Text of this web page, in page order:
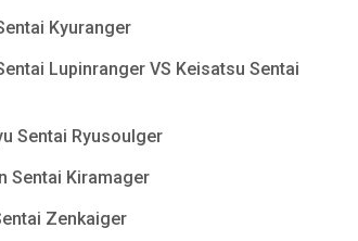
Kyuranger
Lupinranger VS Keisatsu Sentai
Sentai Ryusoulger
Sentai Kiramager
Zenkaiger